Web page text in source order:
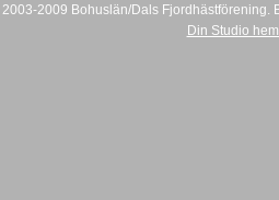
2009 Bohuslän/Dals Fjordhästförening.
Din Studio